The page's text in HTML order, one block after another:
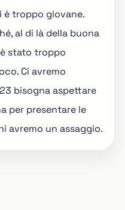
è troppo giovane.
al di là della buona
stato troppo
Ci avremo
bisogna aspettare
per presentare le
avremo un assaggio.